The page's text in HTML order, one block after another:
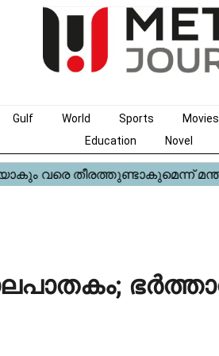
Gulf World Sports Movies
Education
Novel